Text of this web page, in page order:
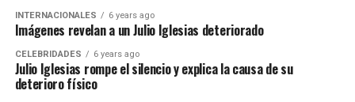
INTERNACIONALES 6 years ago
Imágenes revelan a un Julio Iglesias deteriorado
CELEBRIDADES 6 years ago
Julio Iglesias rompe el silencio y explica la causa de su
deterioro físico